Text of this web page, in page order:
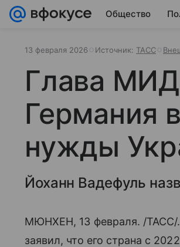
Общество
13 февраля 2026 Источник: ТАСС
Глава
Германия
нужды
Йоханн Вадефуль
МЮНХЕН, 13 февраля. /ТАСС/.
заявил, что его страна с